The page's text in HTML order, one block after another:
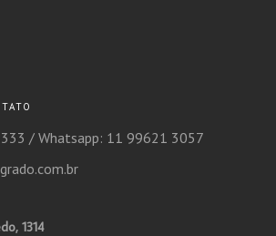
/ Whatsapp: 11 99621 3057
1314